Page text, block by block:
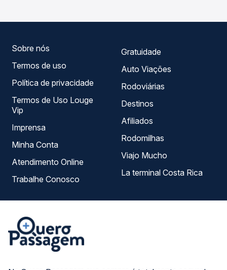
Sobre nós
Termos de uso
Política de privacidade
Termos de Uso Louge
Vip
Imprensa
Minha Conta
Atendimento Online
Trabalhe Conosco
Gratuidade
Auto Viações
Rodoviárias
Destinos
Afiliados
Rodomilhas
Viajo Mucho
La terminal Costa Rica